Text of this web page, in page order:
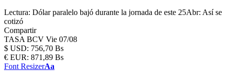
Lectura: Dólar paralelo bajó durante la jornada de este 25Abr: Así se
cotizó
Compartir
TASA BCV Vie 07/08
$ USD: 756,70 Bs
€ EUR: 871,89 Bs
Font ResizerAa